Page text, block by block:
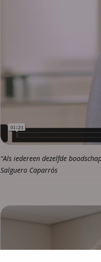
“Als iedereen dezelfde
Salguero Caparrós